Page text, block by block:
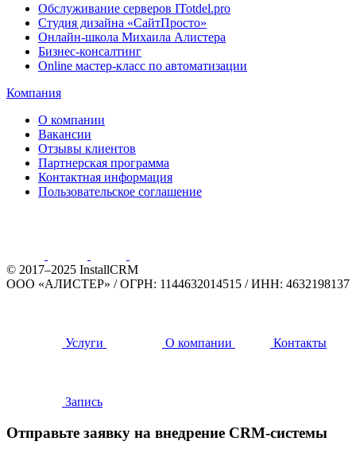
Обслуживание серверов ITotdel.pro
Студия дизайна «СайтПросто»
Онлайн-школа Михаила Алистера
Бизнес-консалтинг
Online мастер-класс по автоматизации
Компания
О компании
Вакансии
Отзывы клиентов
Партнерская программа
Контактная информация
Пользовательское соглашение
© 2017–2025 InstallCRM
ООО «АЛИСТЕР» /ОГРН: 1144632014515 /ИНН: 4632198137
Услуги О компании Контакты
Запись
Отправьте заявку на внедрение CRM-системы